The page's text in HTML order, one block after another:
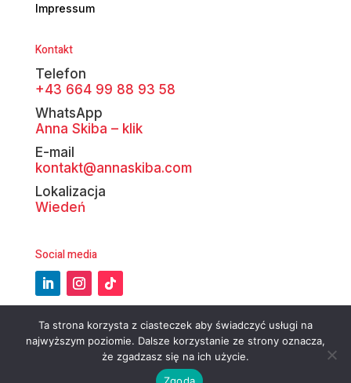
Impressum
Kontakt
Telefon
+43 664 99 88 93 58
WhatsApp
Anna Skiba – klik
E-mail
kontakt@annaskiba.com
Lokalizacja
Wiedeń
Social media
Ta strona korzysta z ciasteczek aby świadczyć usługi na
najwyższym poziomie. Dalsze korzystanie ze strony oznacza,
że zgadzasz się na ich użycie.
Zgoda